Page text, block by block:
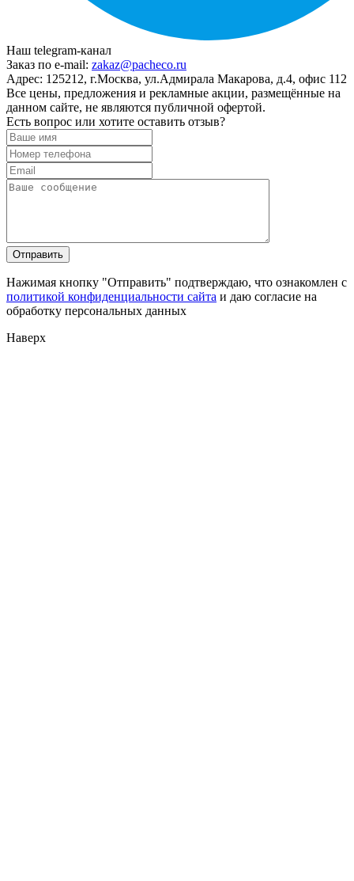
Наш telegram-канал
Заказ по e-mail: zakaz@pacheco.ru
Адрес: 125212, г.Москва, ул.Адмирала Макарова, д.4, офис 112
Все цены, предложения и рекламные акции, размещённые на
данном сайте, не являются публичной офертой.
Есть вопрос или хотите оставить отзыв?
Нажимая кнопку "Отправить" подтверждаю, что ознакомлен с
политикой конфиденциальности сайта и даю согласие на
обработку персональных данных
Наверх